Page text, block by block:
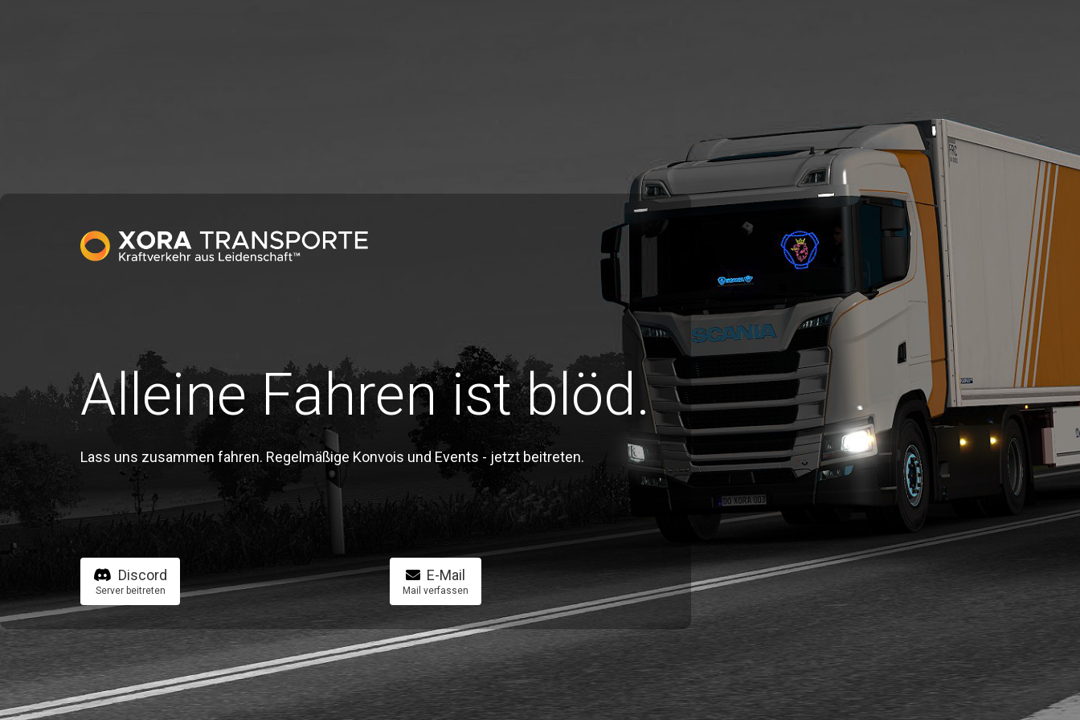
Alleine Fahren ist blöd.
Lass uns zusammen fahren. Regelmäßige Konvois und Events - jetzt beitreten.
Discord
Server beitreten
E-Mail
Mail verfassen